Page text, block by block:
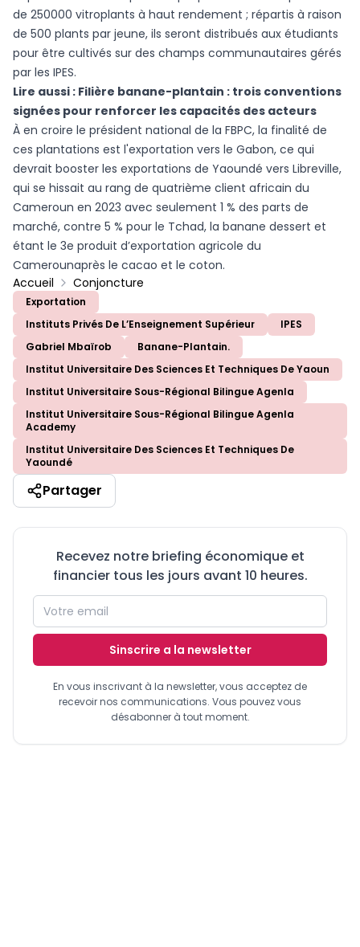
de 250000 vitroplants à haut rendement ; répartis à raison
de 500 plants par jeune, ils seront distribués aux étudiants
pour être cultivés sur des champs communautaires gérés
par les IPES.
Lire aussi : Filière banane-plantain : trois conventions
signées pour renforcer les capacités des acteurs
À en croire le président national de la FBPC, la finalité de
ces plantations est l'exportation vers le Gabon, ce qui
devrait booster les exportations de Yaoundé vers Libreville,
qui se hissait au rang de quatrième client africain du
Cameroun en 2023 avec seulement 1 % des parts de
marché, contre 5 % pour le Tchad, la banane dessert et
étant le 3e produit d’exportation agricole du
Camerounaprès le cacao et le coton.
Accueil
Conjoncture
Exportation
Instituts Privés De L’Enseignement Supérieur
IPES
Gabriel Mbaïrob
Banane-Plantain.
Institut Universitaire Des Sciences Et Techniques De Yaoun
Institut Universitaire Sous-Régional Bilingue Agenla
Institut Universitaire Sous-Régional Bilingue Agenla
Academy
Institut Universitaire Des Sciences Et Techniques De
Yaoundé
Partager
Recevez notre briefing économique et
financier tous les jours avant 10 heures.
Sinscrire a la newsletter
En vous inscrivant à la newsletter, vous acceptez de
recevoir nos communications. Vous pouvez vous
désabonner à tout moment.